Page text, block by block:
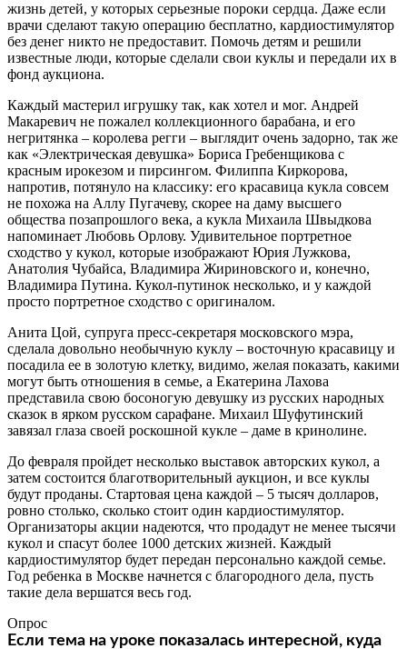
жизнь детей, у которых серьезные пороки сердца. Даже если
врачи сделают такую операцию бесплатно, кардиостимулятор
без денег никто не предоставит. Помочь детям и решили
известные люди, которые сделали свои куклы и передали их в
фонд аукциона.
Каждый мастерил игрушку так, как хотел и мог. Андрей
Макаревич не пожалел коллекционного барабана, и его
негритянка – королева регги – выглядит очень задорно, так же
как «Электрическая девушка» Бориса Гребенщикова с
красным ирокезом и пирсингом. Филиппа Киркорова,
напротив, потянуло на классику: его красавица кукла совсем
не похожа на Аллу Пугачеву, скорее на даму высшего
общества позапрошлого века, а кукла Михаила Швыдкова
напоминает Любовь Орлову. Удивительное портретное
сходство у кукол, которые изображают Юрия Лужкова,
Анатолия Чубайса, Владимира Жириновского и, конечно,
Владимира Путина. Кукол-путинок несколько, и у каждой
просто портретное сходство с оригиналом.
Анита Цой, супруга пресс-секретаря московского мэра,
сделала довольно необычную куклу – восточную красавицу и
посадила ее в золотую клетку, видимо, желая показать, какими
могут быть отношения в семье, а Екатерина Лахова
представила свою босоногую девушку из русских народных
сказок в ярком русском сарафане. Михаил Шуфутинский
завязал глаза своей роскошной кукле – даме в кринолине.
До февраля пройдет несколько выставок авторских кукол, а
затем состоится благотворительный аукцион, и все куклы
будут проданы. Стартовая цена каждой – 5 тысяч долларов,
ровно столько, сколько стоит один кардиостимулятор.
Организаторы акции надеются, что продадут не менее тысячи
кукол и спасут более 1000 детских жизней. Каждый
кардиостимулятор будет передан персонально каждой семье.
Год ребенка в Москве начнется с благородного дела, пусть
такие дела вершатся весь год.
Опрос
Если тема на уроке показалась интересной, куда